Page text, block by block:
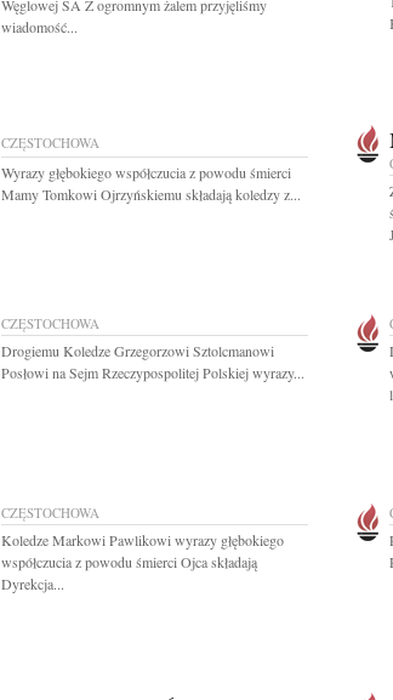
Węglowej SA Z ogromnym żalem przyjęliśmy
wiadomość...
CZĘSTOCHOWA
Wyrazy głębokiego współczucia z powodu śmierci
Mamy Tomkowi Ojrzyńskiemu składają koledzy z...
CZĘSTOCHOWA
Drogiemu Koledze Grzegorzowi Sztolcmanowi
Posłowi na Sejm Rzeczypospolitej Polskiej wyrazy...
CZĘSTOCHOWA
Koledze Markowi Pawlikowi wyrazy głębokiego
współczucia z powodu śmierci Ojca składają
Dyrekcja...